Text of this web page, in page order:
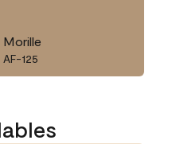
Morille
AF-125